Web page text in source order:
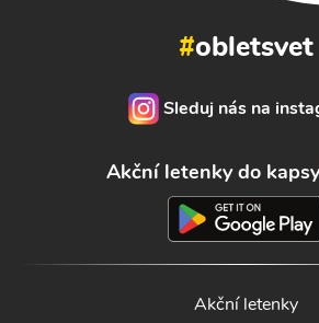
#obletsvet
Sleduj nás na
Akční letenky do kapsy
Akční letenky